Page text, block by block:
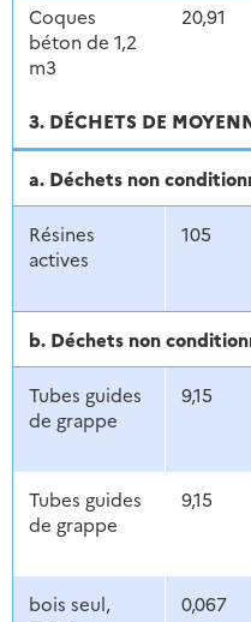
Coques
béton de 1,2
m3
20,91
3. DÉCHETS DE
a. Déchets non
Résines
actives
105
b. Déchets non
Tubes guides
de grappe
9,15
Tubes guides
de grappe
9,15
bois seul,
0,067